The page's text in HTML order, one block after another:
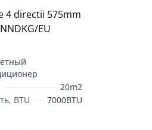
4 directii 575mm
EU
20m2
BTU
7000BTU